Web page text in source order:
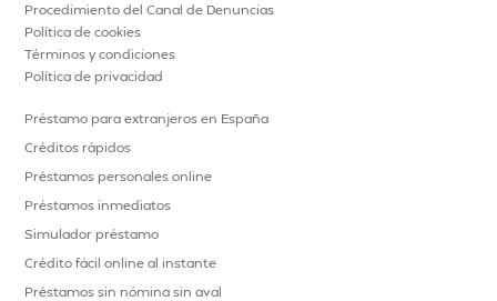
Procedimiento del Canal de Denuncias
Política de cookies
Términos y condiciones
Política de privacidad
Préstamo para extranjeros en España
Créditos rápidos
Préstamos personales online
Préstamos inmediatos
Simulador préstamo
Crédito fácil online al instante
Préstamos sin nómina sin aval